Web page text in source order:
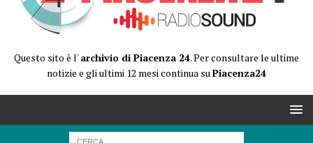
Questo sito è l'archivio di Piacenza 24. Per consultare le ultime
notizie e gli ultimi 12 mesi continua suPiacenza24